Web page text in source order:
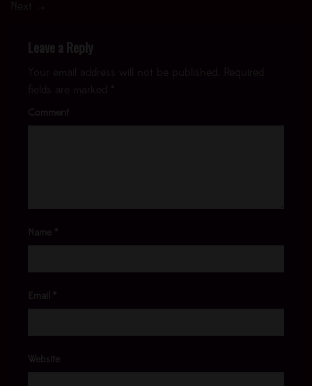
Next
→
Leave a Reply
Your email address will not be published.
Required
fields are marked
*
Comment
Name *
Email *
Website